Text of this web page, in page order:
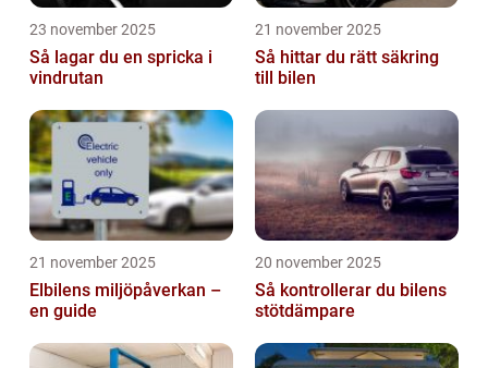
23 november 2025
Så lagar du en spricka i
vindrutan
21 november 2025
Så hittar du rätt säkring
till bilen
21 november 2025
Elbilens miljöpåverkan –
en guide
20 november 2025
Så kontrollerar du bilens
stötdämpare